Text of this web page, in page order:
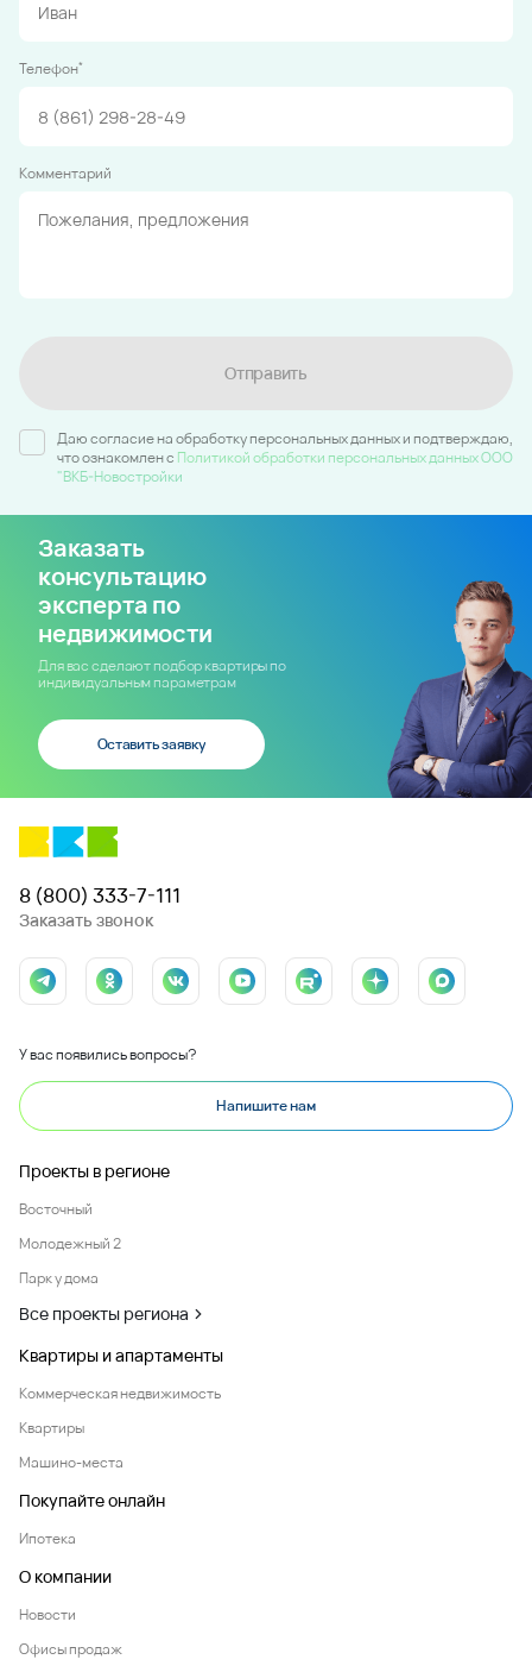
Телефон*
Комментарий
Отправить
Даю согласие на обработку персональных данных и подтверждаю,
что ознакомлен c Политикой обработки персональных данных ООО
"ВКБ-Новостройки
Заказать
консультацию
эксперта по
недвижимости
Для вас сделают подбор квартиры по
индивидуальным параметрам
Оставить заявку
8 (800) 333-7-111
Заказать звонок
У вас появились вопросы?
Напишите нам
Проекты в регионе
Восточный
Молодежный 2
Парк у дома
Все проекты региона
Квартиры и апартаменты
Коммерческая недвижимость
Квартиры
Машино-места
Покупайте онлайн
Ипотека
О компании
Новости
Офисы продаж